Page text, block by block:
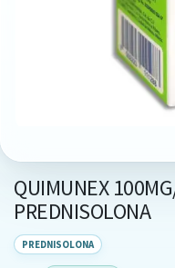
QUIMUNEX
PREDNISOLONA
PREDNISOLONA